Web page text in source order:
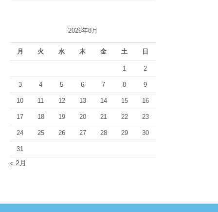
2026年8月
月 火 水 木 金 土 日
1 2
3 4 5 6 7 8 9
10 11 12 13 14 15 16
17 18 19 20 21 22 23
24 25 26 27 28 29 30
31
« 2月